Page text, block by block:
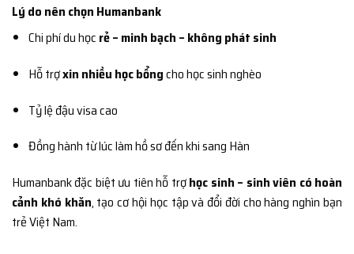
Lý do nên chọn Humanbank
Chi phí du học rẻ – minh bạch – không phát sinh
Hỗ trợxin nhiều học bổngcho học sinh nghèo
Tỷ lệ đậu visa cao
Đồng hành từ lúc làm hồ sơ đến khi sang Hàn
Humanbank đặc biệt ưu tiên hỗ trợhọc sinh – sinh viên có hoàn
cảnh khó khăn, tạo cơ hội học tập và đổi đời cho hàng nghìn bạn
trẻ Việt Nam.